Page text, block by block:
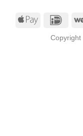
Apple
IDeal